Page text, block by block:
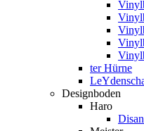
ter Hürne
Designboden
Haro